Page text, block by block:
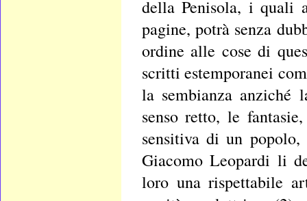
della Penisola, i quali
pagine, potrà senza
ordine alle cose di
scritti estemporanei
la sembianza anziché
senso retto, le
sensitiva di un
Giacomo Leopardi li
loro una rispettabile